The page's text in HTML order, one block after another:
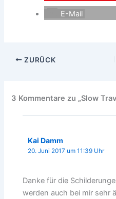
E-Mail
ZURÜCK
3 Kommentare zu „Slow
Kai Damm
20. Juni 2017 um 11:39 Uhr
Danke für die
werden auch bei mir sehr